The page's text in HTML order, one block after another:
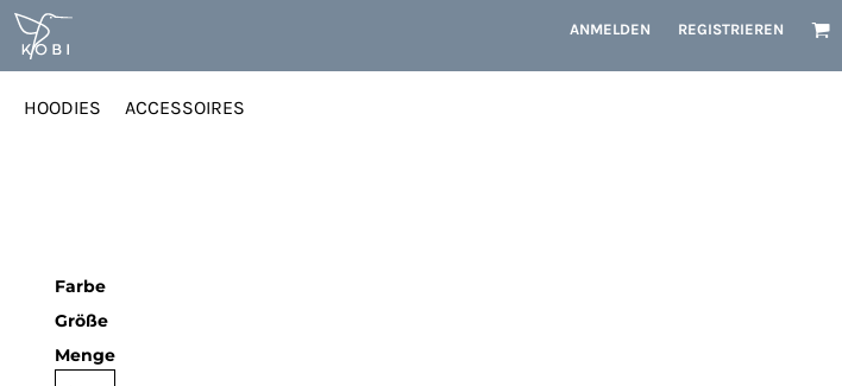
ANMELDEN REGISTRIEREN
HOODIES ACCESSOIRES
Farbe
Größe
Menge